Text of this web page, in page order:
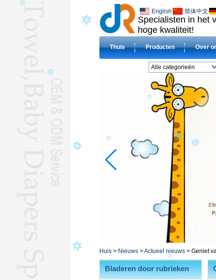
Specialisten in het
hoge kwaliteit!
English 简体中文
Thuis Producten Over
Alle categorieën
BADLAKENL
DOEK luiersL
slabbetjeL
DEKENSL
Gecomprimeerd
handdoekL
Hotel handdoekenL
Microvezel
handdoekenL
BABY handdoeken met
capuchonL
HAJJ TOWELSL
YOGA HANDDOEKL
BATHROBEL
STOCK HANDDOEKL
ANDERE TOWELSL
Huis > Nieuws >Actueel nieuws > Geniet
Bladeren door rubrieken